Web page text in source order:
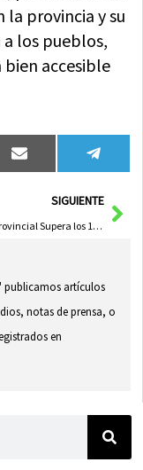
la provincia y su
los pueblos,
accesible
Compartir
en
Email
en
SIGUIENTE
Asistencia Provincial Supera los 1.700 Participantes Impulsada por Diputación de Albacete
publicamos artículos
notas de prensa, o
en